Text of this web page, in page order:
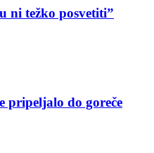
ni težko posvetiti”
pripeljalo do goreče